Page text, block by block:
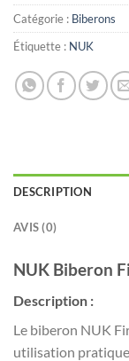
Catégorie : Biberons
Étiquette : NUK
DESCRIPTION
AVIS (0)
NUK Biberon
Description :
Le biberon NUK
utilisation